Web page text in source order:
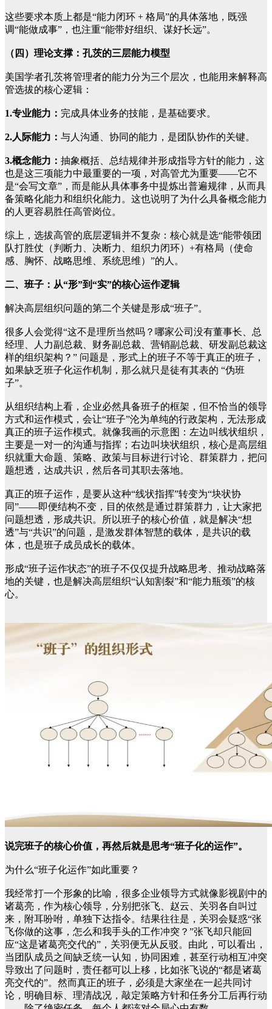
这些要求本质上都是“能力闭环 + 格局”的具体落地，既强
调“能做成事”，也注重“能带好组织、谋好长远”。
（四）理论支撑：孔茨的三层能力模型
美国学者孔茨将管理者的能力分为三个层次，也能用来解释高
管选拔的核心逻辑：
1.专业能力： 完成具体业务的技能，是基础要求。
2.人际能力： 与人沟通、协同的能力，是团队协作的关键。
3.概念能力： 抽象概括、总结规律并形成指导方针的能力，这
也是这三项能力中最重要的一项，对高管尤为重要——它不
是“会写文章”，而是能从具体事务中提炼出普遍规律，从而具
备策略化能力和组织化能力。这也说明了为什么具备概念能力
的人更容易胜任高管岗位。
综上，选拔高管的底层逻辑并不复杂：核心就是选“能带领团
队打胜仗（判断力、决断力、组织力闭环）+有格局（使命
感、胸怀、战略思维、系统思维）”的人。
二、班子：从“形”到“实”的核心运作逻辑
解决高层组织问题的第二个关键是形成“班子”。
很多人会觉得“这不是理所当然吗？哪家公司没有董事长、总
经理、人力副总裁、财务副总裁、营销副总裁、研发副总裁这
样的组织架构？” 问题是，形式上的班子不等于真正的班子，
如果缺乏班子化运作机制，那么就只是徒有其表的 “伪班
子”。
从组织结构上看，企业必然具备班子的框架，但不恰当的领导
方式和运作模式，会让“班子”沦为单纯的行政架构，无法形成
真正的班子运作模式。就像我画的示意图：左边叫线状组织，
主要是一对一的沟通与指挥；右边叫块状组织，核心是高层组
织就重大命题、策略、政策与目标进行讨论、群策群力，把问
题想透，达成共识，然后各司其职去落地。
真正的班子运作，是要从这种“线状指挥”转变为“块状协
同”——即便结构不变，目的依然是通过群策群力，让大家把
问题想透，形成共识。所以班子的核心价值，就是解决“想
透”与“共识”的问题，是激发群体智慧的载体，是共识的载
体，也是班子成员成长的载体。
形成“班子运作状态”的班子不仅仅提升战略思考、推动战略落
地的关键，也是解决高层组织“认知割裂”和“能力瓶颈”的核
心。
说完班子的核心价值，再然后就是思考“班子化的运作”。
为什么“班子化运作”如此重要？
我经常打一个形象的比喻，很多企业领导方式就像影视剧中的
诸葛亮，作为核心领导，分别把张飞、赵云、关羽各自叫过
来，附耳吩咐，单独下达指令。结果往往是，关羽会疑惑“张
飞你做的这事，怎么和我手头的工作冲突？”张飞却只能回
应“这是诸葛亮交代的”，关羽便无从反驳。由此，可以看出，
当团队成员之间缺乏统一认知，协同困难，甚至行动相互冲突
导致出了问题时，责任都可以上移，比如张飞说的“都是诸葛
亮交代的”。然而真正的班子，必须是大家坐在一起共同讨
论，明确目标、理清战况，敲定策略方针和任务分工后再行动